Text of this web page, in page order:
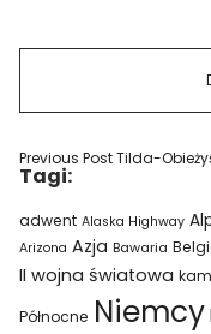
Previous PostTilda-
Tagi:
adwent Alaska Highway
Arizona Azja Bawaria
II wojna światowa
Północne Niemcy